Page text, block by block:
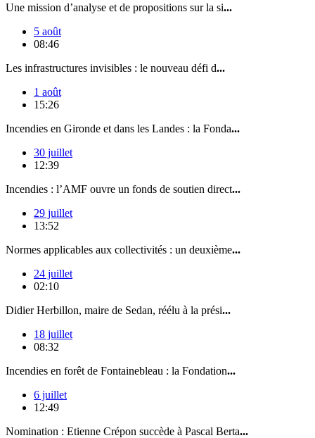
Une mission d’analyse et de propositions sur la si...
5 août
08:46
Les infrastructures invisibles : le nouveau défi d...
1 août
15:26
Incendies en Gironde et dans les Landes : la Fonda...
30 juillet
12:39
Incendies : l’AMF ouvre un fonds de soutien direct...
29 juillet
13:52
Normes applicables aux collectivités : un deuxième...
24 juillet
02:10
Didier Herbillon, maire de Sedan, réélu à la prési...
18 juillet
08:32
Incendies en forêt de Fontainebleau : la Fondation...
6 juillet
12:49
Nomination : Etienne Crépon succède à Pascal Berta...